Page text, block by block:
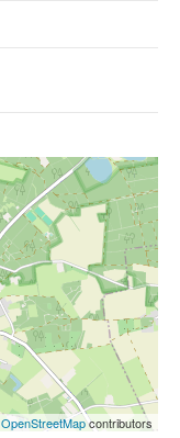
OpenStreetMapcontributors